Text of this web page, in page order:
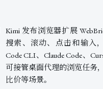
Kimi 发布浏览器扩展
搜索、滚动、点击和输入
Code CLI、Claude Code、
可接管桌面代理的浏览任务
比价等场景。